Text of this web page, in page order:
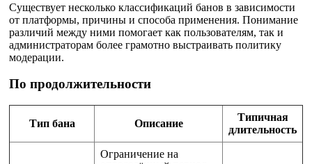
Существует несколько классификаций банов в зависимости
от платформы, причины и способа применения. Понимание
различий между ними помогает как пользователям, так и
администраторам более грамотно выстраивать политику
модерации.
По продолжительности
Тип бана Описание
Типичная
длительность
Ограничение на